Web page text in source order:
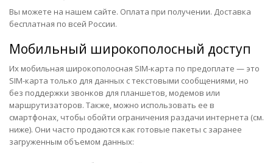
Вы можете на нашем сайте. Оплата при получении. Доставка
бесплатная по всей России.
Мобильный широкополосный доступ
Их мобильная широкополосная SIM-карта по предоплате — это
SIM-карта только для данных с текстовыми сообщениями, но
без поддержки звонков для планшетов, модемов или
маршрутизаторов. Также, можно использовать ее в
смартфонах, чтобы обойти ограничения раздачи интернета (см.
ниже). Они часто продаются как готовые пакеты с заранее
загруженным объемом данных: